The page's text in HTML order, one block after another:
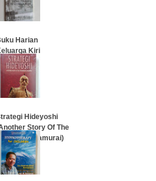
Harian
Kiri
…
Hideyoshi
Story Of The
Swordless Samurai)
…